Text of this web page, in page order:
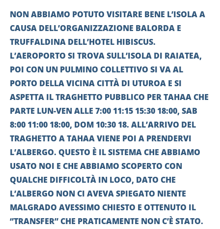
NON ABBIAMO POTUTO VISITARE BENE L’ISOLA A
CAUSA DELL’ORGANIZZAZIONE BALORDA E
TRUFFALDINA DELL’HOTEL HIBISCUS.
L’AEROPORTO SI TROVA SULL’ISOLA DI RAIATEA,
POI CON UN PULMINO COLLETTIVO SI VA AL
PORTO DELLA VICINA CITTÀ DI UTUROA E SI
ASPETTA IL TRAGHETTO PUBBLICO PER TAHAA CHE
PARTE LUN-VEN ALLE 7:00 11:15 15:30 18:00, SAB
8:00 11:00 18:00, DOM 10:30 18. ALL’ARRIVO DEL
TRAGHETTO A TAHAA VIENE POI A PRENDERVI
L’ALBERGO. QUESTO È IL SISTEMA CHE ABBIAMO
USATO NOI E CHE ABBIAMO SCOPERTO CON
QUALCHE DIFFICOLTÀ IN LOCO, DATO CHE
L’ALBERGO NON CI AVEVA SPIEGATO NIENTE
MALGRADO AVESSIMO CHIESTO E OTTENUTO IL
‘’TRANSFER’’ CHE PRATICAMENTE NON C’È STATO.